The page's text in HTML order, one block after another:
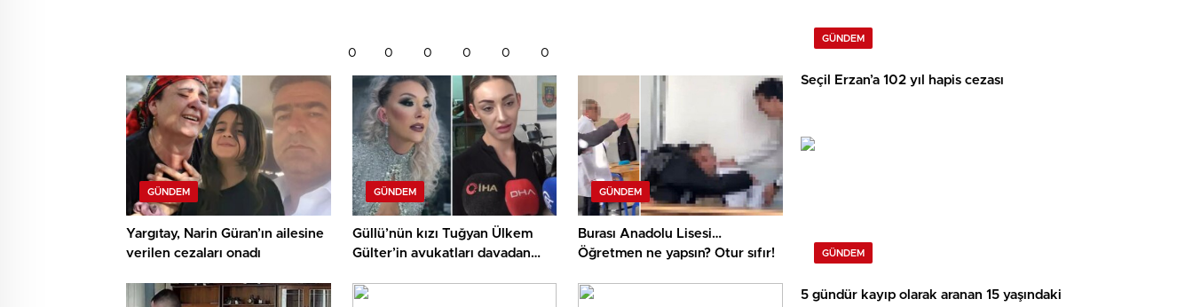
0 0 0 0 0 0
GÜNDEM
Yargıtay, Narin Güran’ın ailesine
verilen cezaları onadı
GÜNDEM
Güllü’nün kızı Tuğyan Ülkem
Gülter’in avukatları davadan
GÜNDEM
Burası Anadolu Lisesi…
Öğretmen ne yapsın? Otur sıfır!
GÜNDEM
Seçil Erzan’a 102 yıl hapis cezası
GÜNDEM
5 gündür kayıp olarak aranan 15 yaşındaki